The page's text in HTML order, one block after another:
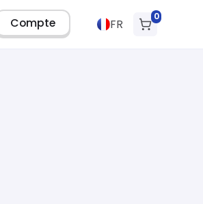
Compte FR
0